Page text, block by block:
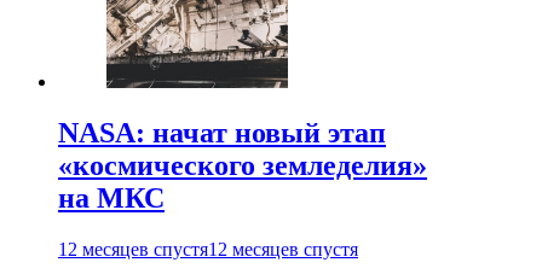
NASA: начат новый этап
«космического земледелия»
на МКС
12 месяцев спустя12 месяцев спустя